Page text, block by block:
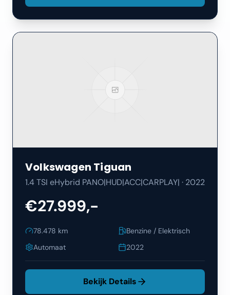
Volkswagen Tiguan
1.4 TSI eHybrid PANO|HUD|ACC|CARPLAY| · 2022
€27.999,-
78.478 km
Benzine / Elektrisch
Automaat
2022
Bekijk Details